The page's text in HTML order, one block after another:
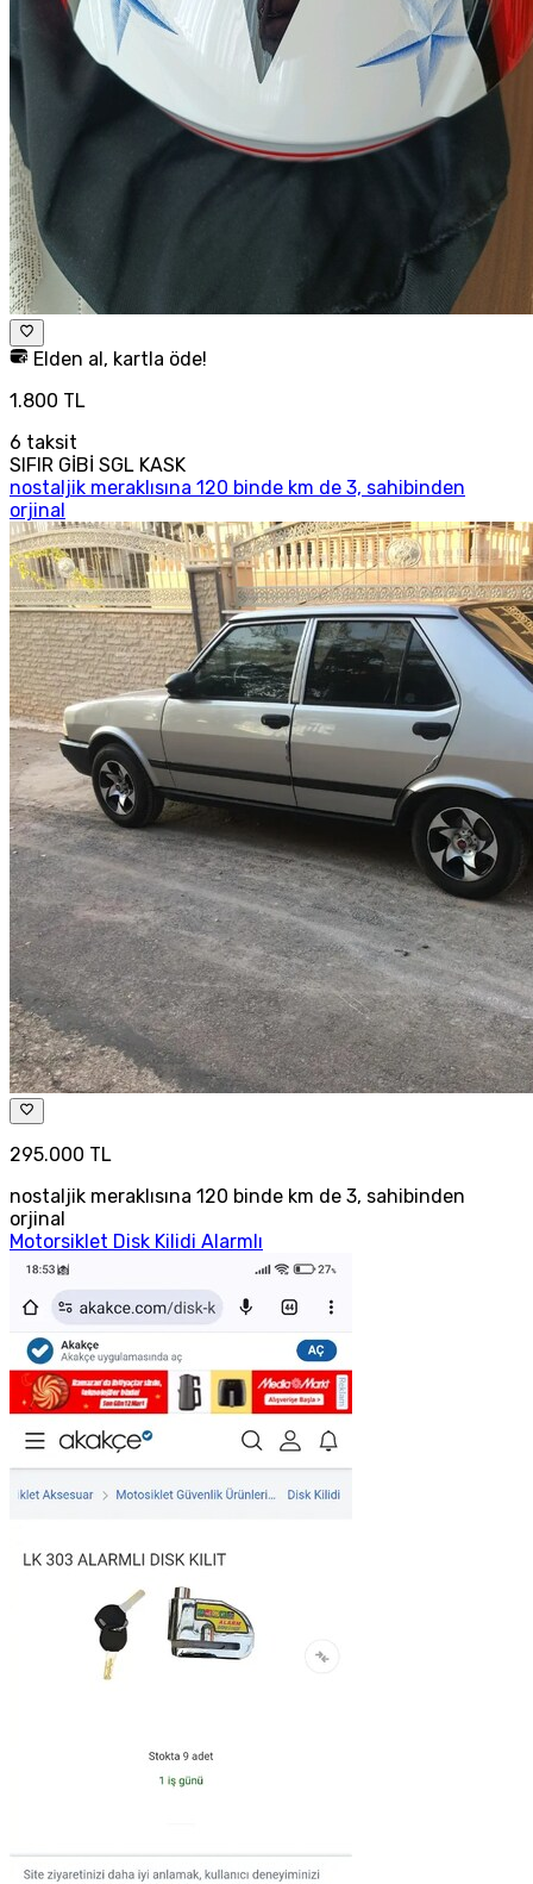
Elden al, kartla öde!
1.800 TL
6 taksit
SIFIR GİBİ SGL KASK
nostaljik meraklısına 120 binde km de 3, sahibinden
orjinal
295.000 TL
nostaljik meraklısına 120 binde km de 3, sahibinden
orjinal
Motorsiklet Disk Kilidi Alarmlı